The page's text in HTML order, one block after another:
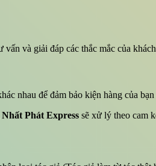
và giải đáp các thắc mắc của
nhau để đảm bảo kiện hàng của
Phát Express sẽ xử lý theo cam